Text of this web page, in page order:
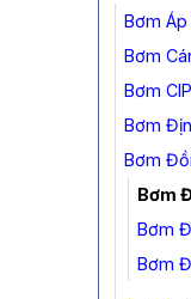
Bơm Áp
Bơm
Bơm
Bơm
Bơm
Bơm
Bơm
Bơm